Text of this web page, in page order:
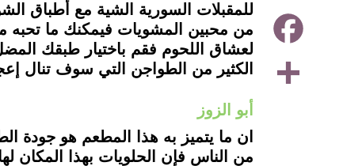
Share
Facebookللمقبلات السورية الشية مع أطباق
من محبين المشويات فيمكنك ما تحبه
لعشاق اللحوم فقم باختيار طبقك
الكثير من الطواجن التي سوف تنال
أبو الزوز
ان ما يتميز به هذا المطعم هو جودة
من الناس فإن الحلويات بهذا المكان